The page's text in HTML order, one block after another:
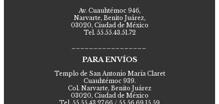
Av. Cuauhtémoc 946,
Narvarte, Benito Juárez,
03020, Ciudad de México
Tel. 55.55.43.51.72
PARA ENVÍOS
Templo de San Antonio María Claret
Cuauhtémoc 939.
Col. Narvarte, Benito Juárez
03020, Ciudad de México